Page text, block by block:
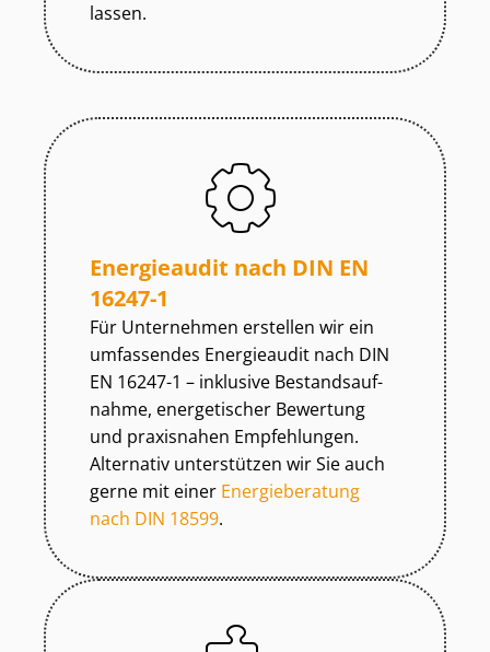
lassen.
Energieaudit nach DIN EN
16247-1
Für Unternehmen erstellen wir ein
umfassendes Energieaudit nach DIN
EN 16247-1 – inklusive Be­stands­auf­
nah­me, energetischer Bewertung
und praxisnahen Empfehlungen.
Alternativ unterstützen wir Sie auch
gerne mit einer Energieberatung
nach DIN 18599.